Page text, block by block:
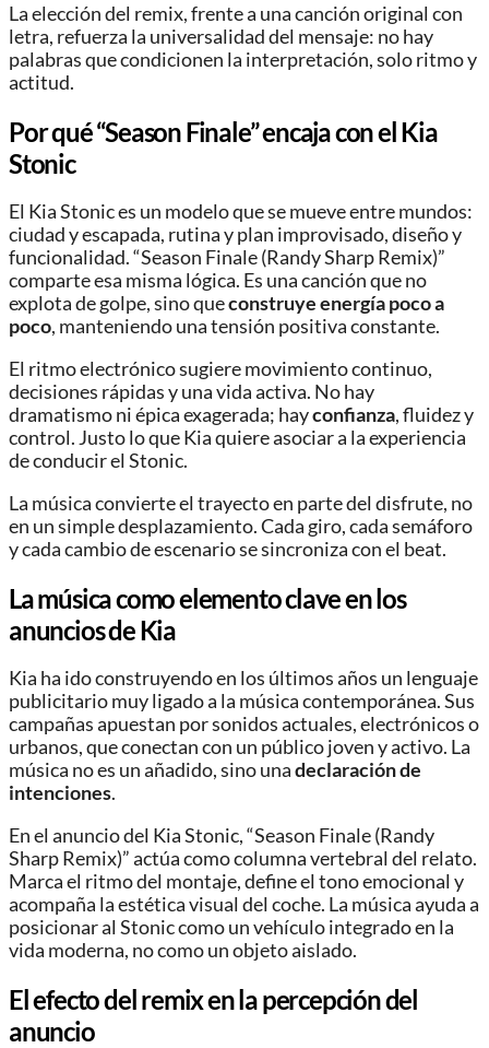
La elección del remix, frente a una canción original con
letra, refuerza la universalidad del mensaje: no hay
palabras que condicionen la interpretación, solo ritmo y
actitud.
Por qué “Season Finale” encaja con el Kia
Stonic
El Kia Stonic es un modelo que se mueve entre mundos:
ciudad y escapada, rutina y plan improvisado, diseño y
funcionalidad. “Season Finale (Randy Sharp Remix)”
comparte esa misma lógica. Es una canción que no
explota de golpe, sino queconstruye energía poco a
poco, manteniendo una tensión positiva constante.
El ritmo electrónico sugiere movimiento continuo,
decisiones rápidas y una vida activa. No hay
dramatismo ni épica exagerada; hayconfianza, fluidez y
control. Justo lo que Kia quiere asociar a la experiencia
de conducir el Stonic.
La música convierte el trayecto en parte del disfrute, no
en un simple desplazamiento. Cada giro, cada semáforo
y cada cambio de escenario se sincroniza con el beat.
La música como elemento clave en los
anuncios de Kia
Kia ha ido construyendo en los últimos años un lenguaje
publicitario muy ligado a la música contemporánea. Sus
campañas apuestan por sonidos actuales, electrónicos o
urbanos, que conectan con un público joven y activo. La
música no es un añadido, sino unadeclaración de
intenciones.
En el anuncio del Kia Stonic, “Season Finale (Randy
Sharp Remix)” actúa como columna vertebral del relato.
Marca el ritmo del montaje, define el tono emocional y
acompaña la estética visual del coche. La música ayuda a
posicionar al Stonic como un vehículo integrado en la
vida moderna, no como un objeto aislado.
El efecto del remix en la percepción del
anuncio